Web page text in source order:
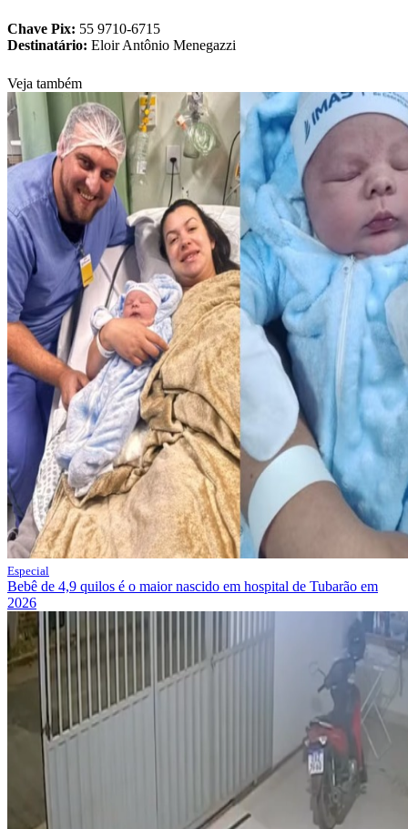
Chave Pix: 55 9710-6715
Destinatário: Eloir Antônio Menegazzi
Veja também
Especial
Bebê de 4,9 quilos é o maior nascido em hospital de Tubarão em
2026